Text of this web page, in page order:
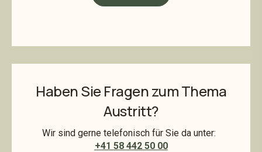
Haben Sie Fragen zum Thema
Austritt?
Wir sind gerne telefonisch für Sie da unter:
+41 58 442 50 00